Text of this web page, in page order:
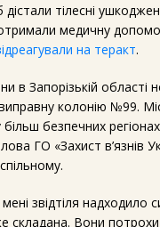
дістали тілесні
медичну
на теракт.
в Запорізькій області
виправну колонію №99.
безпечних
ГО «Захист в’язнів
звідтіля надходило
складана. Вони